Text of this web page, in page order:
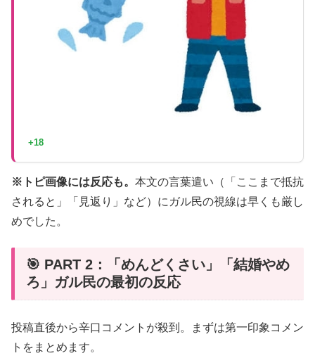
+18
※トピ画像には反応も。 本文の言葉遣い（「ここまで抵抗
されると」「見返り」など）にガル民の視線は早くも厳し
めでした。
🎯 PART 2：「めんどくさい」「結婚やめ
ろ」ガル民の最初の反応
投稿直後から辛口コメントが殺到。まずは第一印象コメン
トをまとめます。